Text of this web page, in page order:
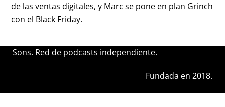
de las ventas digitales, y Marc se pone en plan Grinch
con el Black Friday.
Sons. Red de podcasts independiente.
Fundada en 2018.